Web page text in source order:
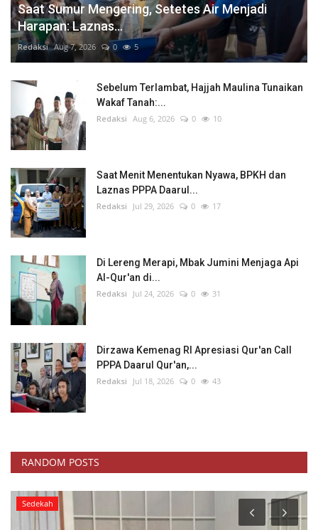
Saat Sumur Mengering, Setetes Air Menjadi
Harapan: Laznas...
Redaksi Aug 7, 2026 0 5
Sebelum Terlambat, Hajjah Maulina Tunaikan
Wakaf Tanah:...
Redaksi Aug 6, 2026 0 10
Saat Menit Menentukan Nyawa, BPKH dan
Laznas PPPA Daarul...
Redaksi Jul 29, 2026 0 17
Di Lereng Merapi, Mbak Jumini Menjaga Api
Al-Qur'an di...
Redaksi Jul 24, 2026 0 31
Dirzawa Kemenag RI Apresiasi Qur'an Call
PPPA Daarul Qur'an,...
Redaksi Jul 18, 2026 0 43
RANDOM POSTS
Sedekah